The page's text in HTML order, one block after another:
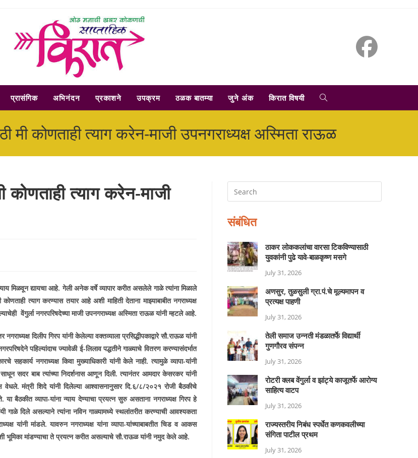
प्रासंगिक अभिनंदन प्रकाशने उपक्रम ठळक बातम्या जुने अंक किरात विषयी TOGGLE
मी कोणताही त्याग करेन-माजी उपनगराध्यक्ष अस्मिता राऊळ
कोणताही त्याग करेन-माजी
मिळवून द्यायचा आहे. गेली अनेक वर्षे व्यापार करीत असलेले गाळे त्यांना मिळाले
त्याग करण्यास तयार आहे अशी माहिती देताना माझ्याबाबीत नगराध्यक्ष
वेंगुर्ला नगरपरिषदेच्या माजी उपनगराध्यक्ष अस्मिता राऊळ यांनी म्हटले आहे.
दिलीप गिरप यांनी केलेल्या वक्तव्याला प्रसिद्धीपकाद्वारे सौ.राऊळ यांनी
पहिल्यांदाच ज्यावेळी ई-लिलाव पद्धतीने गाळ्याचे वितरण करण्यासंदर्भात
सहकार्य नगराध्यक्ष किवा मुख्याधिकारी यांनी केले नाही. त्यामुळे व्यापा-यांनी
सदर बाब त्यांच्या निदर्शनास आणून दिली. त्यानंतर आमदार केसरकर यांनी
वेधले. मंत्री शिदे यांनी दिलेल्या आश्वासनानुसार दि.६/८/२०२१ रोजी बैठकीचे
या बैठकीत व्यापा-यांना न्याय देण्याचा प्रयत्न सुरु असताना नगराध्यक्ष गिरप हे
गाळे दिले असल्याने त्यांना नविन गाळ्यामध्ये स्थलांतरीत करण्याची आवश्यकता
यांनी मांडले. यावरुन नगराध्यक्ष यांना व्यापा-यांच्याबाबतीत चिड व आकस
भूमिका मांडण्याचा ते प्रयत्न करीत असल्याचे सौ.राऊळ यांनी नमुद केले आहे.
संबंधित
ठाकर लोककलांचा वारसा टिकविण्यासाठी
युवकांनी पुढे यावे-बाळकृष्ण मसगे
July 31, 2026
अणसुर, तुळसुली ग्रा.पं.चे मूल्यमापन व
प्रत्यक्ष पाहणी
July 31, 2026
तेली समाज उन्नती मंडळातर्फे विद्यार्थी
गुणगौरव संपन्न
July 31, 2026
रोटरी क्लब वेंगुर्ला व झांट्ये काजूतर्फे आरोग्य
साहित्य वाटप
July 31, 2026
राज्यस्तरीय निबंध स्पर्धेत कणकवलीच्या
संगिता पाटील प्रथम
July 31, 2026